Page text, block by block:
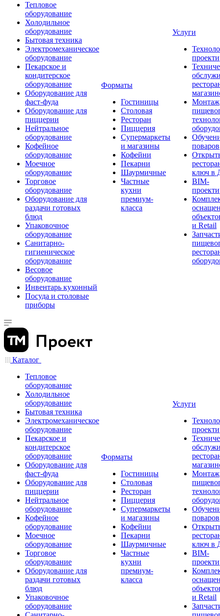
Тепловое
оборудование
Холодильное
оборудование
Бытовая техника
Электромеханическое
оборудование
Пекарское и
кондитерское
оборудование
Оборудование для
фаст-фуда
Оборудование для
пиццерии
Нейтральное
оборудование
Кофейное
оборудование
Моечное
оборудование
Торговое
оборудование
Оборудование для
раздачи готовых
блюд
Упаковочное
оборудование
Санитарно-
гигиеническое
оборудование
Весовое
оборудование
Инвентарь кухонный
Посуда и столовые
приборы
Форматы
Гостиницы
Столовая
Ресторан
Пиццерия
Супермаркеты
и магазины
Кофейни
Пекарни
Шаурмичные
Частные
кухни
премиум-
класса
Услуги
Монтаж
поваров
ключ в
BIM-
и Retail
Каталог
Тепловое
оборудование
Холодильное
оборудование
Бытовая техника
Электромеханическое
оборудование
Пекарское и
кондитерское
оборудование
Оборудование для
фаст-фуда
Оборудование для
пиццерии
Нейтральное
оборудование
Кофейное
оборудование
Моечное
оборудование
Торговое
оборудование
Оборудование для
раздачи готовых
блюд
Упаковочное
оборудование
Форматы
Гостиницы
Столовая
Ресторан
Пиццерия
Супермаркеты
и магазины
Кофейни
Пекарни
Шаурмичные
Частные
кухни
премиум-
класса
Услуги
Монтаж
поваров
ключ в
BIM-
и Retail